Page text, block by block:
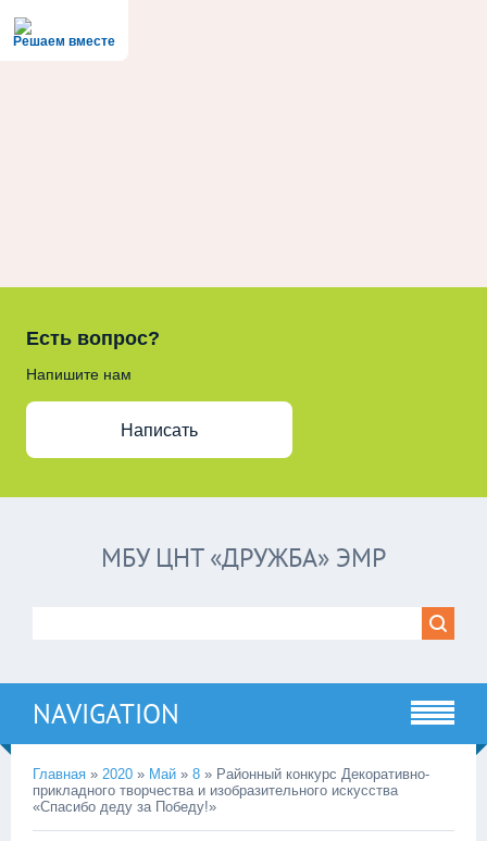
Решаем вместе
Есть вопрос?
Напишите нам
Написать
МБУ ЦНТ «ДРУЖБА» ЭМР
NAVIGATION
Главная » 2020 » Май » 8 » Районный конкурс Декоративно-
прикладного творчества и изобразительного искусства
«Спасибо деду за Победу!»